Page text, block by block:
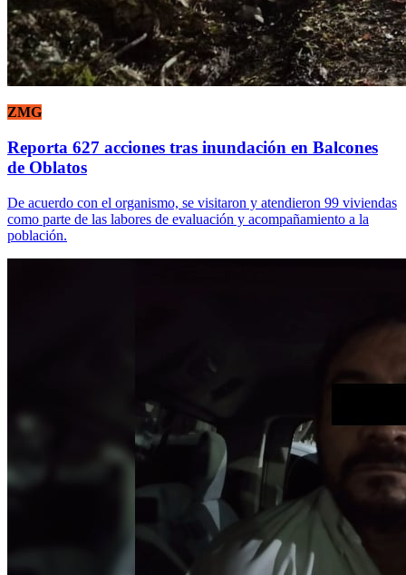
ZMG
Reporta 627 acciones tras inundación en Balcones
de Oblatos
De acuerdo con el organismo, se visitaron y atendieron 99 viviendas
como parte de las labores de evaluación y acompañamiento a la
población.